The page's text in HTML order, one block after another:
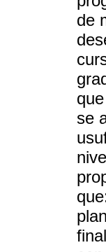
de
se